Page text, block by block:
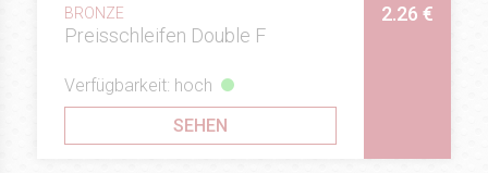
BRONZE
Preisschleifen Double F
2.26 €
Verfügbarkeit: hoch
SEHEN